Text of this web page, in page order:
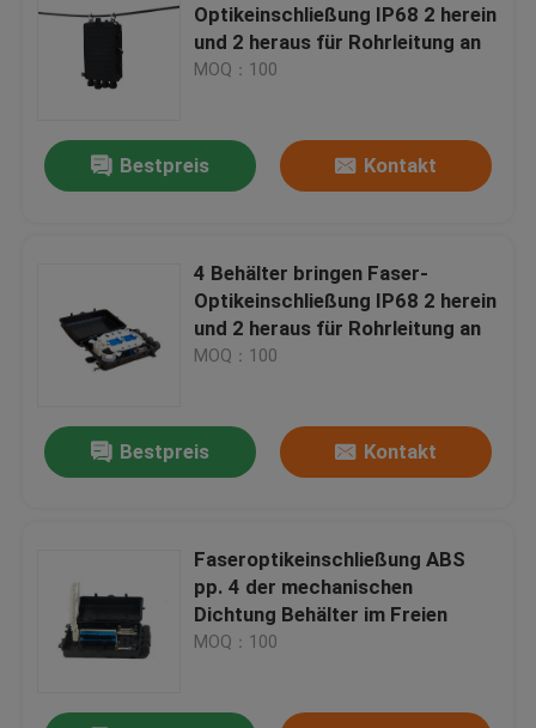
Optikeinschließung IP68 2 herein
und 2 heraus für Rohrleitung an
MOQ：100
Bestpreis Kontakt
4 Behälter bringen Faser-
Optikeinschließung IP68 2 herein
und 2 heraus für Rohrleitung an
MOQ：100
Bestpreis Kontakt
Faseroptikeinschließung ABS
pp. 4 der mechanischen
Dichtung Behälter im Freien
MOQ：100